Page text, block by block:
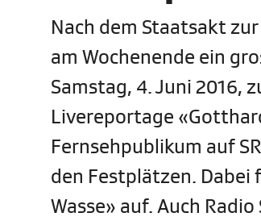
Nach dem Staatsakt
am Wochenende ein
Samstag, 4. Juni 2016,
Livereportage
Fernsehpublikum auf
den Festplätzen. Dabei
Wasse» auf. Auch